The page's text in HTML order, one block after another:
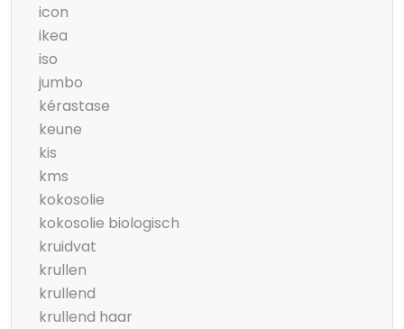
icon
ikea
iso
jumbo
kérastase
keune
kis
kms
kokosolie
kokosolie biologisch
kruidvat
krullen
krullend
krullend haar